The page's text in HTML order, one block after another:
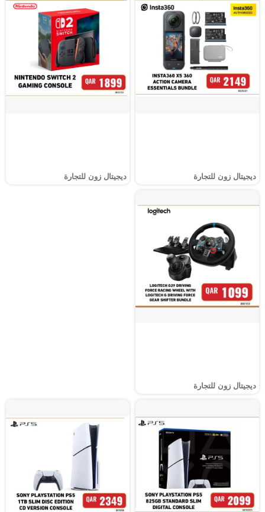
ديجيتال زون للتجارة ديجيتال زون للتجارة
ديجيتال زون للتجارة